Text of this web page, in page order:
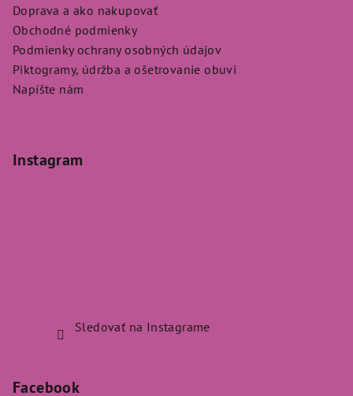
Doprava a ako nakupovať
Obchodné podmienky
Podmienky ochrany osobných údajov
Piktogramy, údržba a ošetrovanie obuvi
Napíšte nám
Instagram
Sledovať na Instagrame
Facebook